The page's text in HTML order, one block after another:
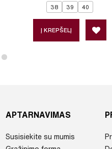
38 39 40
Į KREPŠELĮ
APTARNAVIMAS
Susisiekite su mumis